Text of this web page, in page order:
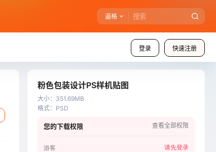
逼格
登录 快速注册
粉色包装设计PS样机贴图
大小： 351.69MB
格式： PSD
您的下载权限 查看全部权限
游客 请先登录